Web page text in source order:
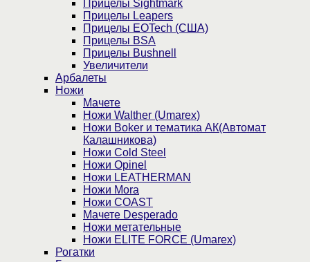
Прицелы Sightmark
Прицелы Leapers
Прицелы EOTech (США)
Прицелы BSA
Прицелы Bushnell
Увеличители
Арбалеты
Ножи
Мачете
Ножи Walther (Umarex)
Ножи Boker и тематика АК(Автомат
Калашникова)
Ножи Cold Steel
Ножи Opinel
Ножи LEATHERMAN
Ножи Mora
Ножи COAST
Мачете Desperado
Ножи метательные
Ножи ELITE FORCE (Umarex)
Рогатки